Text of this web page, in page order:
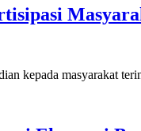
kepada masyarakat